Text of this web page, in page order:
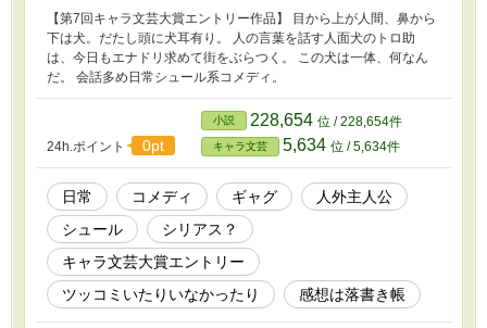
【第7回キャラ文芸大賞エントリー作品】 目から上が人間、鼻から
下は犬。だたし頭に犬耳有り。 人の言葉を話す人面犬のトロ助
は、今日もエナドリ求めて街をぶらつく。 この犬は一体、何なん
だ。 会話多め日常シュール系コメディ。
24h.ポイント 0pt
小説 228,654 位 / 228,654件
キャラ文芸 5,634 位 / 5,634件
日常 コメディ ギャグ
人外主人公
シュール
シリアス？
キャラ文芸大賞エントリー
ツッコミいたりいなかったり
感想は落書き帳